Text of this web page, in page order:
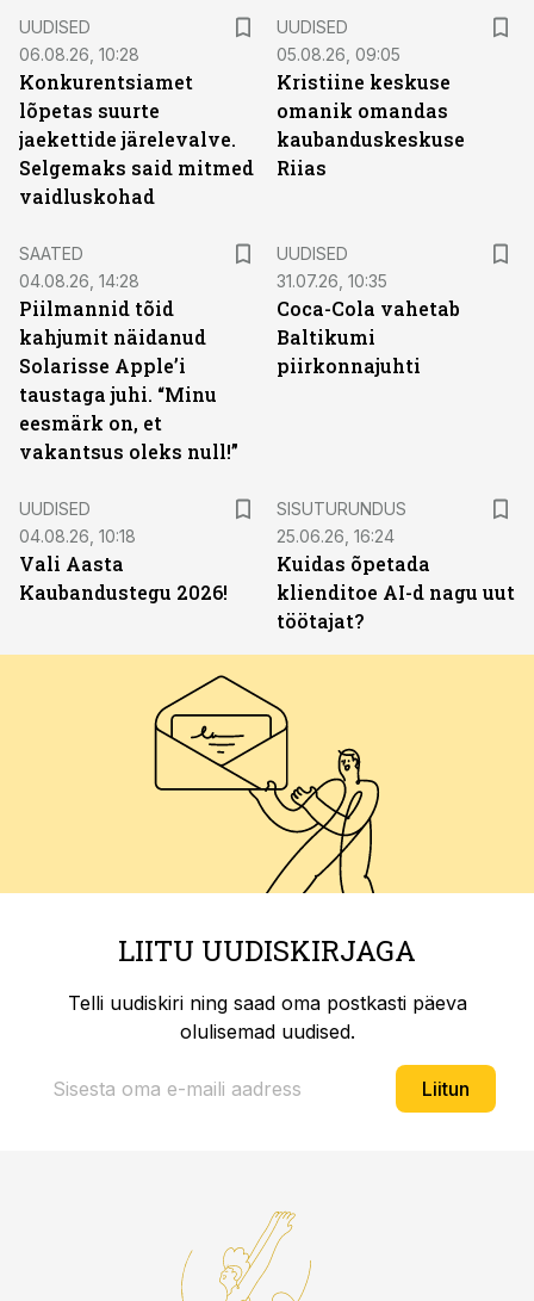
UUDISED
06.08.26, 10:28
Konkurentsiamet
lõpetas suurte
jaekettide järelevalve.
Selgemaks said mitmed
vaidluskohad
UUDISED
05.08.26, 09:05
Kristiine keskuse
omanik omandas
kaubanduskeskuse
Riias
SAATED
04.08.26, 14:28
Piilmannid tõid
kahjumit näidanud
Solarisse Apple’i
taustaga juhi. “Minu
eesmärk on, et
vakantsus oleks null!”
UUDISED
31.07.26, 10:35
Coca-Cola vahetab
Baltikumi
piirkonnajuhti
UUDISED
04.08.26, 10:18
Vali Aasta
Kaubandustegu 2026!
SISUTURUNDUS
25.06.26, 16:24
Kuidas õpetada
klienditoe AI-d nagu uut
töötajat?
LIITU UUDISKIRJAGA
Telli uudiskiri ning saad oma postkasti päeva
olulisemad uudised.
Liitun